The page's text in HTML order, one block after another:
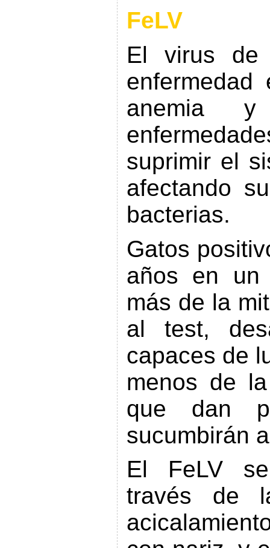
FeLV
El virus de
anemia
suprimir el
afectando
bacterias.
Gatos
años en un
más de la
al test,
capaces de
menos de
que dan
sucumbirán
El FeLV
través de